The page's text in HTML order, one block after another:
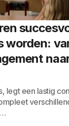
worden:
legt een lastig